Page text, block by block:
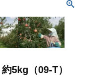
5kg（09-T）